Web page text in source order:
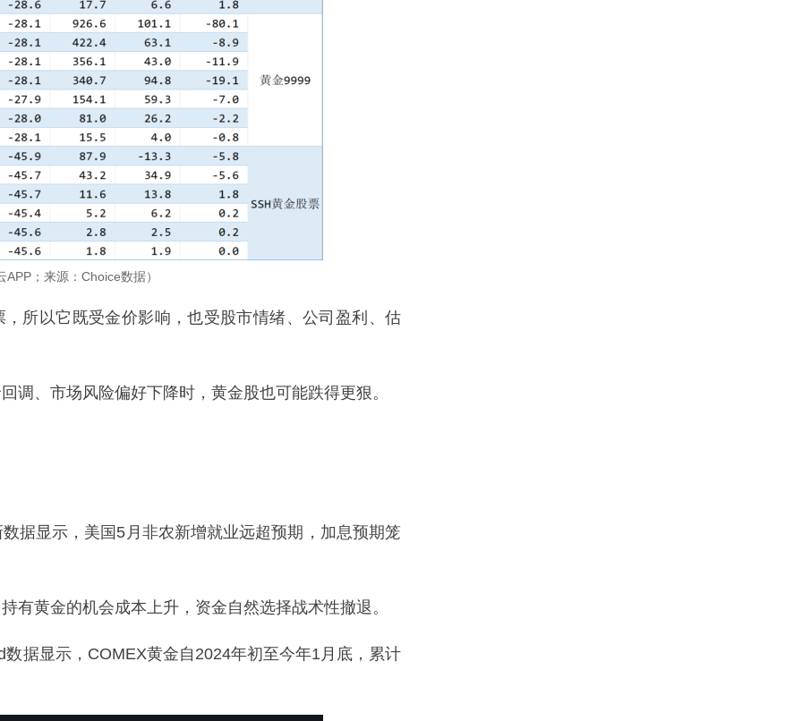
；来源：Choice数据）
所以它既受金价影响，也受股市情绪、公司盈利、估
调、市场风险偏好下降时，黄金股也可能跌得更狠。
据显示，美国5月非农新增就业远超预期，加息预期笼
有黄金的机会成本上升，资金自然选择战术性撤退。
据显示，COMEX黄金自2024年初至今年1月底，累计